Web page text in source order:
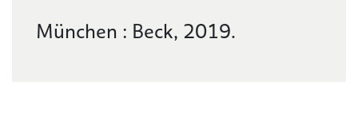
München : Beck, 2019.